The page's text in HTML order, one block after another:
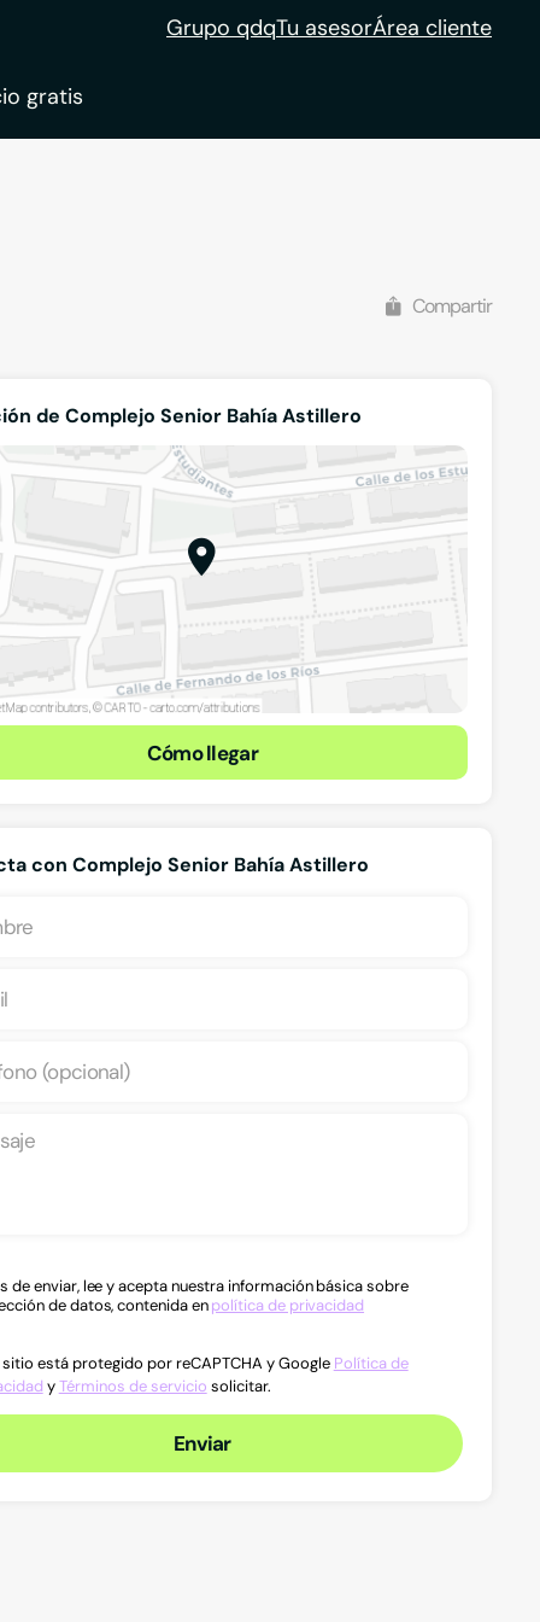
Grupo qdqTu asesorÁrea cliente
gratis
Compartir
de Complejo Senior Bahía Astillero
Cómo llegar
con Complejo Senior Bahía Astillero
de enviar, lee y acepta nuestra información básica sobre
de datos, contenida enpolítica de privacidad
sitio está protegido por reCAPTCHA y Google Política de
yTérminos de servicio solicitar.
Enviar